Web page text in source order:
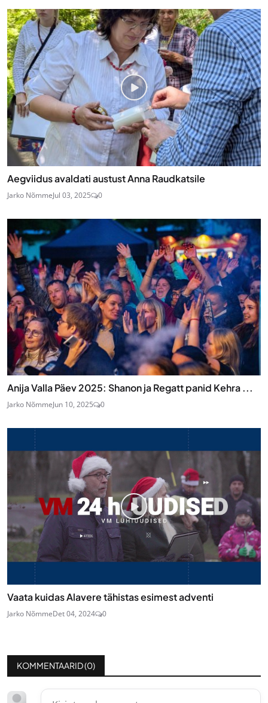
Aegviidus avaldati austust Anna Raudkatsile
Jarko NõmmeJul 03, 2025 0
Anija Valla Päev 2025: Shanon ja Regatt panid Kehra ...
Jarko NõmmeJun 10, 2025 0
Vaata kuidas Alavere tähistas esimest adventi
Jarko NõmmeDet 04, 2024 0
KOMMENTAARID (0)